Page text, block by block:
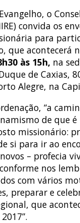
o
convida os
para
que acontecerá
às 15h, na
de Caxias,
Alegre, na
“a
de que
missionário:
si para ir ao
– profecia
nos
com vários
preparar e
que